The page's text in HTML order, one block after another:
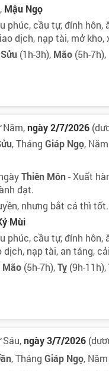
, Mậu Ngọ
phúc, cầu tự, đính
dịch, nạp tài, mở
Sửu (1h-3h), Mão (5h-7h),
Năm,ngày 2/7/2026
, Tháng Giáp Ngọ, Năm
Thiên Môn- Xuất
đạt.
nhưng bắt cá thì tốt.
Mùi
phúc, cầu tự, đính
dịch, nạp tài, an táng,
Mão (5h-7h),Tỵ (9h-11h),
Sáu,ngày 3/7/2026
, Tháng Giáp Ngọ, Năm